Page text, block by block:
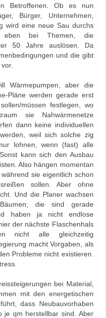
Betroffenen. Ob es nun
Bürger, Unternehmen,
wird eine neue Sau durchs
eben bei Themen, die
50 Jahre auslösen. Da
und die gibt
Wärmepumpen, aber die
Pläne werden gerade erst
müssen festlegen, wo
sie Nahwärmenetze
dann keine individuellen
weil sich solche zig
lohnen, wenn (fast) alle
kann sich den Ausbau
Also hängen momentan
sie eigentlich schon
sollen. Aber ohne
Und die Planer wachsen
die sind gerade
haben ja nicht endlose
der nächste Flaschenhals
nicht alle gleichzeitig
macht Vorgaben, als
Probleme nicht existieren.
bei Material,
mit den energetischen
dass Neubauvorhaben
je qm herstellbar sind. Aber